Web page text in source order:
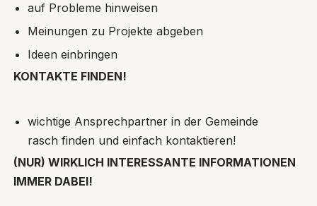
auf Probleme hinweisen
Meinungen zu Projekte abgeben
Ideen einbringen
KONTAKTE FINDEN!
wichtige Ansprechpartner in der Gemeinde
rasch finden und einfach kontaktieren!
(NUR) WIRKLICH INTERESSANTE INFORMATIONEN
IMMER DABEI!